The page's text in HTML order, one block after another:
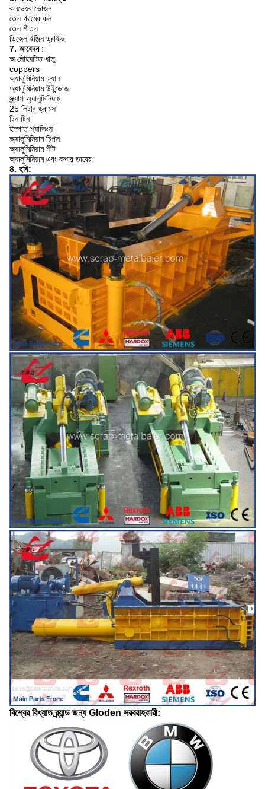
কনভেয়র ভোজন
তেল গরমের কল
তেল শীতল
ডিজেল ইঞ্জিন ড্রাইভ
7. আবেদন:
অ লৌহঘটিত ধাতু
coppers
অ্যালুমিনিয়াম ক্যান
অ্যালুমিনিয়াম উইন্ডোজ
স্ক্র্যাপ অ্যালুমিনিয়াম
25 লিটার ড্রামস
টিন টিন
ইস্পাত শ্যাভিংস
অ্যালুমিনিয়াম চিপস
অ্যালুমিনিয়াম শীট
অ্যালুমিনিয়াম এবং কপার তারের
8. ছবি:
বিশ্বের বিখ্যাত ব্র্যান্ড জন্য Gloden সরবরাহকারী: